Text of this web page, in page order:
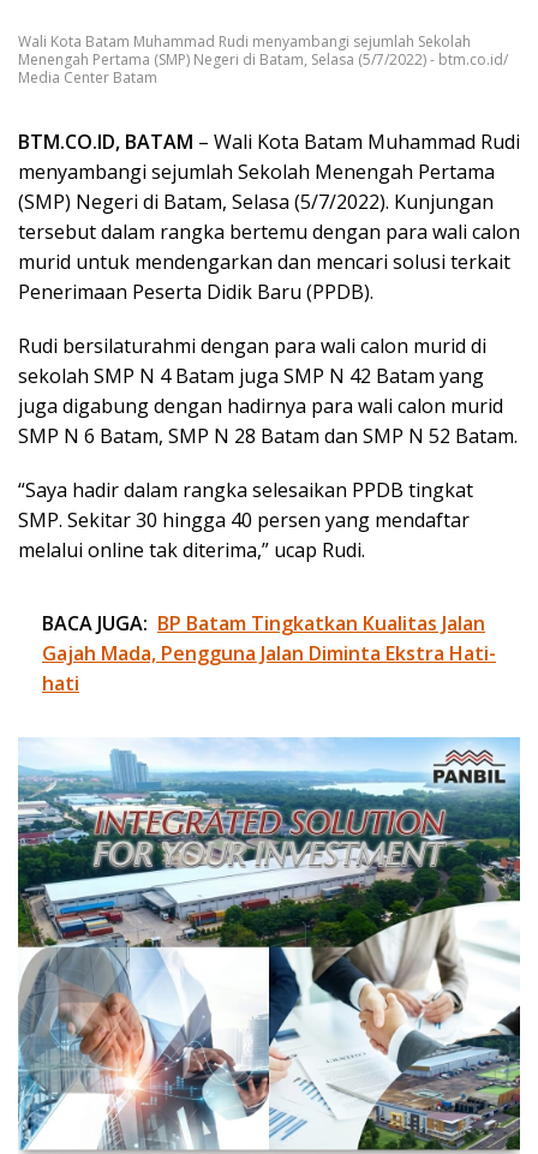
Wali Kota Batam Muhammad Rudi menyambangi sejumlah Sekolah
Menengah Pertama (SMP) Negeri di Batam, Selasa (5/7/2022) - btm.co.id/
Media Center Batam
BTM.CO.ID, BATAM – Wali Kota Batam Muhammad Rudi
menyambangi sejumlah Sekolah Menengah Pertama
(SMP) Negeri di Batam, Selasa (5/7/2022). Kunjungan
tersebut dalam rangka bertemu dengan para wali calon
murid untuk mendengarkan dan mencari solusi terkait
Penerimaan Peserta Didik Baru (PPDB).
Rudi bersilaturahmi dengan para wali calon murid di
sekolah SMP N 4 Batam juga SMP N 42 Batam yang
juga digabung dengan hadirnya para wali calon murid
SMP N 6 Batam, SMP N 28 Batam dan SMP N 52 Batam.
“Saya hadir dalam rangka selesaikan PPDB tingkat
SMP. Sekitar 30 hingga 40 persen yang mendaftar
melalui online tak diterima,” ucap Rudi.
BACA JUGA: BP Batam Tingkatkan Kualitas Jalan
Gajah Mada, Pengguna Jalan Diminta Ekstra Hati-
hati